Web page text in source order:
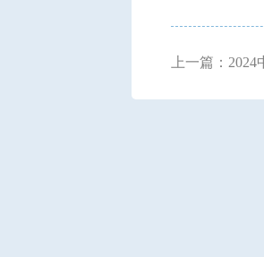
上一篇：